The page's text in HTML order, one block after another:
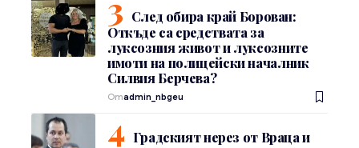
След обира край Борован:
Откъде са средствата за
луксозния живот и луксозните
имоти на полицейски началник
Силвия Берчева?
Отadmin_nbgeu
Градският нерез от Враца и